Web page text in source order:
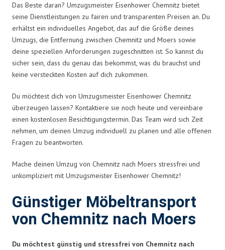
Das Beste daran? Umzugsmeister Eisenhower Chemnitz bietet
seine Dienstleistungen zu fairen und transparenten Preisen an. Du
erhältst ein individuelles Angebot, das auf die Größe deines
Umzugs, die Entfernung zwischen Chemnitz und Moers sowie
deine speziellen Anforderungen zugeschnitten ist. So kannst du
sicher sein, dass du genau das bekommst, was du brauchst und
keine versteckten Kosten auf dich zukommen.
Du möchtest dich von Umzugsmeister Eisenhower Chemnitz
überzeugen lassen? Kontaktiere sie noch heute und vereinbare
einen kostenlosen Besichtigungstermin. Das Team wird sich Zeit
nehmen, um deinen Umzug individuell zu planen und alle offenen
Fragen zu beantworten.
Mache deinen Umzug von Chemnitz nach Moers stressfrei und
unkompliziert mit Umzugsmeister Eisenhower Chemnitz!
Günstiger Möbeltransport
von Chemnitz nach Moers
Du möchtest günstig und stressfrei von Chemnitz nach